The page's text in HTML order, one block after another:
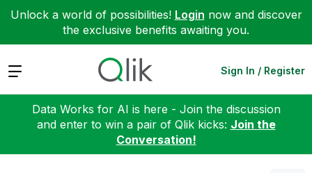
Unlock a world of possibilities! Login now and discover
the exclusive benefits awaiting you.
Expand Sign In / Register
Data Works for AI is here - Join the discussion
and enter to win a pair of Qlik kicks: Join the
Conversation!